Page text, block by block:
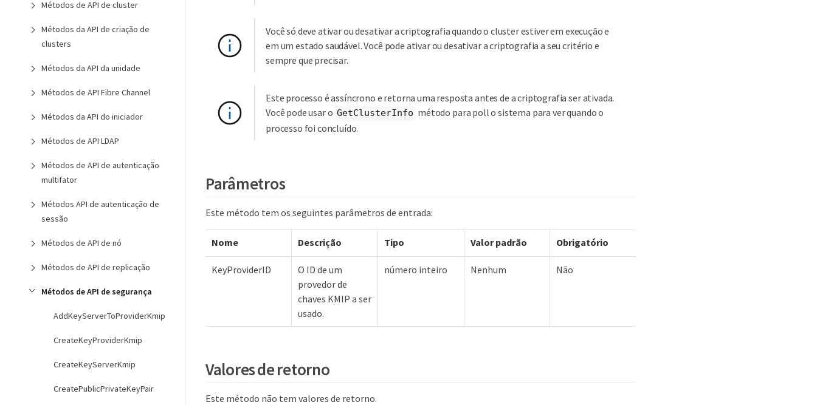
Métodos de API de cluster
Métodos da API de criação de
clusters
Métodos da API da unidade
Métodos de API Fibre Channel
Métodos da API do iniciador
Métodos de API LDAP
Métodos de API de autenticação
multifator
Métodos API de autenticação de
sessão
Métodos de API de nó
Métodos de API de replicação
Métodos de API de segurança
AddKeyServerToProviderKmip
CreateKeyProviderKmip
CreateKeyServerKmip
CreatePublicPrivateKeyPair
Você só deve ativar ou desativar a criptografia quando o cluster estiver em execução e
em um estado saudável. Você pode ativar ou desativar a criptografia a seu critério e
sempre que precisar.
Este processo é assíncrono e retorna uma resposta antes de a criptografia ser ativada.
Você pode usar o GetClusterInfo método para poll o sistema para ver quando o
processo foi concluído.
Parâmetros
Este método tem os seguintes parâmetros de entrada:
Nome Descrição Tipo Valor padrão Obrigatório
KeyProviderID
O ID de um
provedor de
chaves KMIP a ser
usado.
número inteiro Nenhum Não
Valores de retorno
Este método não tem valores de retorno.